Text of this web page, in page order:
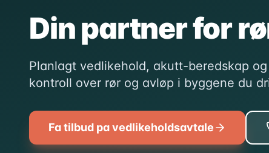
Din partner for
Planlagt vedlikehold, akutt-beredskap
kontroll over rør og avløp i byggene du
Fa tilbud pa vedlikeholdsavtale